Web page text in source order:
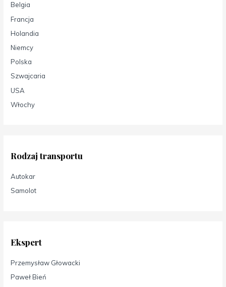
Belgia
Francja
Holandia
Niemcy
Polska
Szwajcaria
USA
Włochy
Rodzaj transportu
Autokar
Samolot
Ekspert
Przemysław Głowacki
Paweł Bień